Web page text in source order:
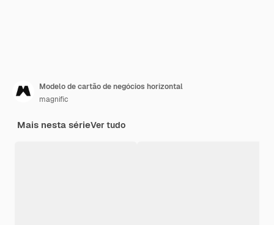
Modelo de cartão de negócios horizontal
magnific
Mais nesta sérieVer tudo